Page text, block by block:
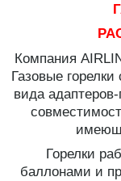
Компания
Газовые
вида
Горелки
баллонами и